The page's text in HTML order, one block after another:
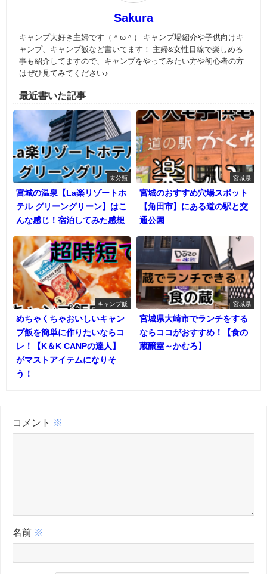
Sakura
キャンプ大好き主婦です（＾ω＾） キャンプ場紹介や子供向けキ
ャンプ、キャンプ飯など書いてます！ 主婦&女性目線で楽しめる
事も紹介してますので、キャンプをやってみたい方や初心者の方
はぜひ見てみてください♪
最近書いた記事
未分類
宮城の温泉【La楽リゾートホ
テル グリーングリーン】はこ
んな感じ！宿泊してみた感想
宮城県
宮城のおすすめ穴場スポット
【角田市】にある道の駅と交
通公園
キャンプ飯
めちゃくちゃおいしいキャン
プ飯を簡単に作りたいならコ
レ！【K＆K CANPの達人】
がマストアイテムになりそ
う！
宮城県
宮城県大崎市でランチをする
ならココがおすすめ！【食の
蔵醸室～かむろ】
コメント ※
名前 ※